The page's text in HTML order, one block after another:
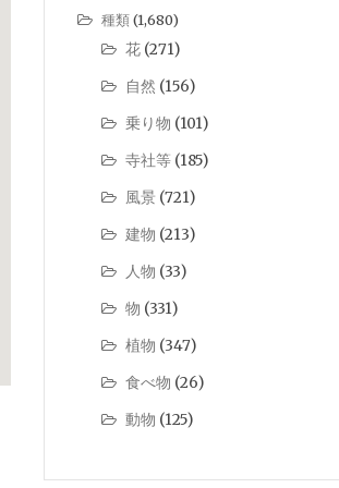
種類(1,680)
花 (271)
自然 (156)
乗り物 (101)
寺社等 (185)
風景 (721)
建物 (213)
人物 (33)
物 (331)
植物 (347)
食べ物 (26)
動物 (125)